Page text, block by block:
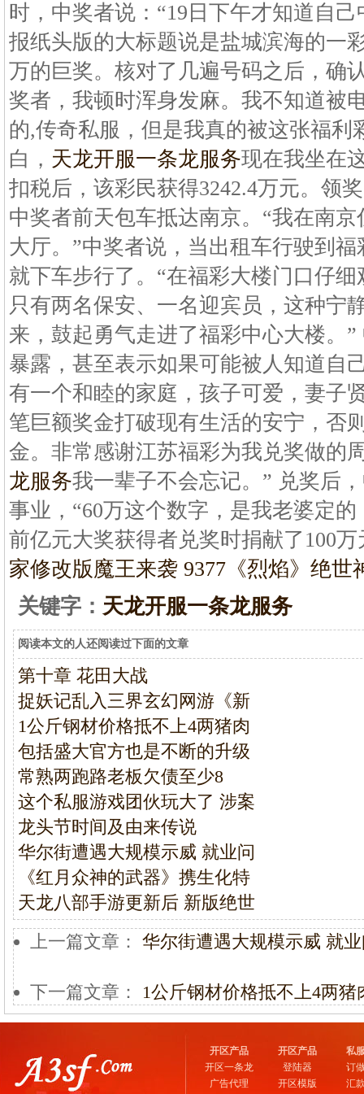
时，中奖者说：“19日下午才知道自
报纸头版的大标题说是盐城滨海的一
万的巨奖。核对了几遍号码之后，确
奖者，我顿时浑身发麻。我不知道被
的,传奇私服，但是我真的被这张福利
白， 天龙开服一条龙服务现在我坐在
扣税后，该彩民获得3242.4万元。领
中奖者前天包车抵达南京。“我在南
大厅。”中奖者说，当出租车行驶到
就下车步行了。“在福彩大楼门口仔
只有两名保安、一名迎宾员，这种宁
来，鼓起勇气走进了福彩中心大楼。
暴露，甚至表示如果可能被人知道自
有一个和睦的家庭，孩子可爱，妻子
笔巨额奖金打破现有生活的安宁，否
金。非常感谢江苏福彩为我兑奖做的
龙服务我一辈子不会忘记。” 兑奖后
事业，“60万这个数字，是我老婆定
前亿元大奖获得者兑奖时捐献了100万
家修改版魔王来袭 9377《烈焰》绝
关键字： 天龙开服一条龙服务
阅读本文的人还阅读过下面的文章
第十章 花田大战
捉妖记乱入三界玄幻网游《新
1公斤钢材价格抵不上4两猪肉
包括盛大官方也是不断的升级
常熟两跑路老板欠债至少8
这个私服游戏团伙玩大了 涉案
龙头节时间及由来传说
华尔街遭遇大规模示威 就业问
《红月众神的武器》携生化特
天龙八部手游更新后 新版绝世
上一篇文章： 华尔街遭遇大规模示威 就
下一篇文章： 1公斤钢材价格抵不上4两猪
开区产品
开区一条龙
广告代理
开区产品
登陆器
开区模版
私
订
汇